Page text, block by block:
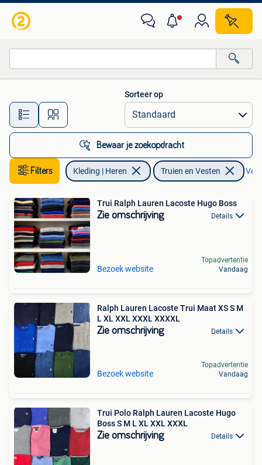
Alle afstanden…
Sorteer op
Bewaar je zoekopdracht
Filters Kleding | Heren Truien en Vesten
Trui Ralph Lauren Lacoste Hugo Boss
Zie omschrijving Details
Bezoek website
Topadvertentie
Vandaag
Ralph Lauren Lacoste Trui Maat XS S M
L XL XXL XXXL XXXXL
Zie omschrijving Details
Bezoek website
Topadvertentie
Vandaag
Trui Polo Ralph Lauren Lacoste Hugo
Boss S M L XL XXL XXXL
Zie omschrijving Details